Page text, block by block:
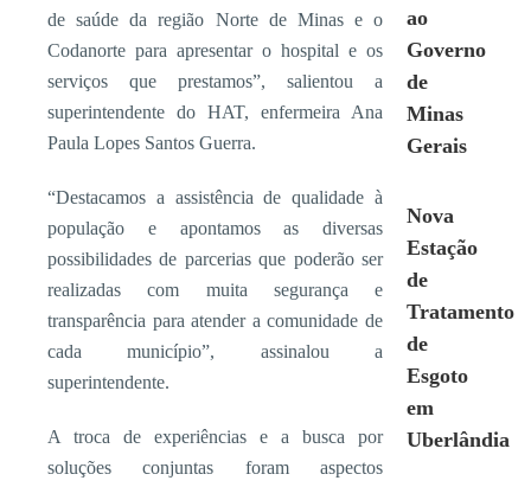
de saúde da região Norte de Minas e o
Codanorte para apresentar o hospital e os
serviços que prestamos”, salientou a
superintendente do HAT, enfermeira Ana
Paula Lopes Santos Guerra.
“Destacamos a assistência de qualidade à
população e apontamos as diversas
possibilidades de parcerias que poderão ser
realizadas com muita segurança e
transparência para atender a comunidade de
cada município”, assinalou a
superintendente.
A troca de experiências e a busca por
soluções conjuntas foram aspectos
ao
Governo
de
Minas
Gerais
Nova
Estação
de
Tratamento
de
Esgoto
em
Uberlândia